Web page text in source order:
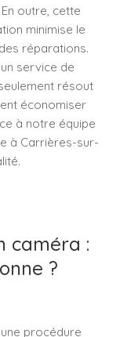
outre, cette
minimise le
réparations.
service de
résout
économiser
à notre équipe
à Carrières-sur-
caméra :
?
procédure